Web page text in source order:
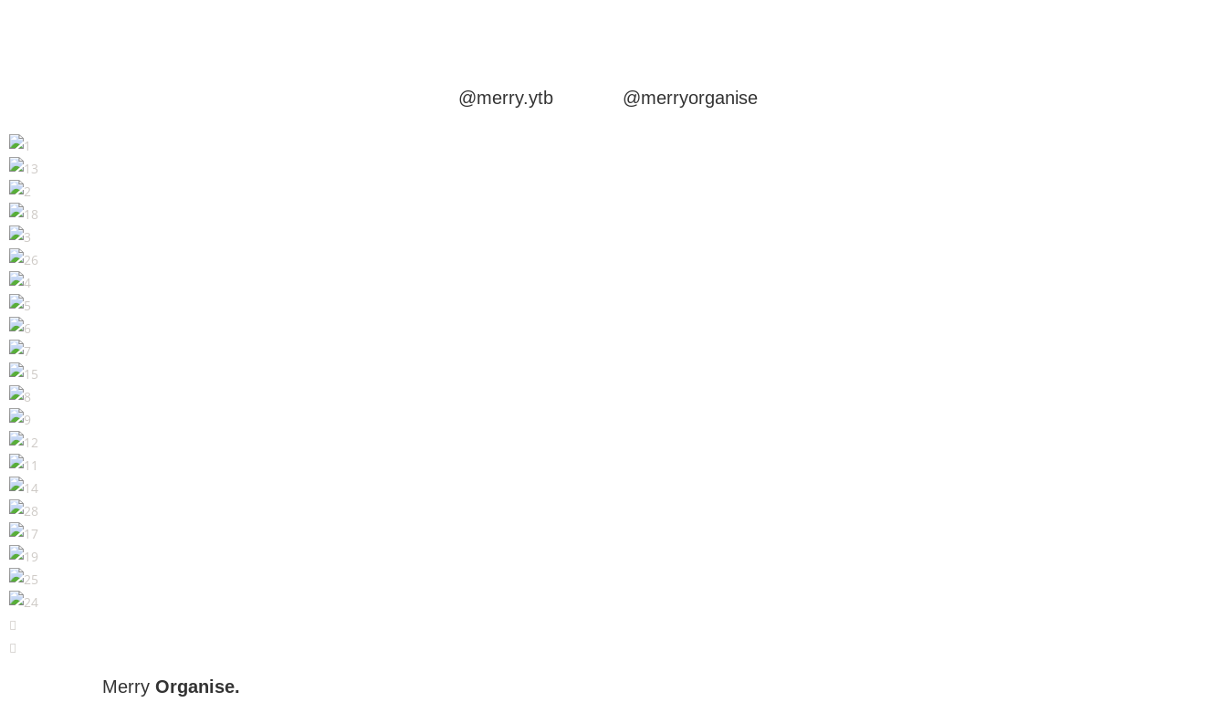
@merry.ytb @merryorganise
Merry Organise.